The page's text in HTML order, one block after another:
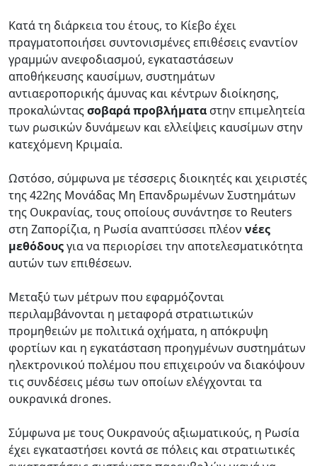
Κατά τη διάρκεια του έτους, το Κίεβο έχει
πραγματοποιήσει συντονισμένες επιθέσεις εναντίον
γραμμών ανεφοδιασμού, εγκαταστάσεων
αποθήκευσης καυσίμων, συστημάτων
αντιαεροπορικής άμυνας και κέντρων διοίκησης,
προκαλώνταςσοβαρά προβλήματα στην επιμελητεία
των ρωσικών δυνάμεων και ελλείψεις καυσίμων στην
κατεχόμενη Κριμαία.
Ωστόσο, σύμφωνα με τέσσερις διοικητές και χειριστές
της 422ης Μονάδας Μη Επανδρωμένων Συστημάτων
της Ουκρανίας, τους οποίους συνάντησε το Reuters
στη Ζαπορίζια, η Ρωσία αναπτύσσει πλέον νέες
μεθόδουςγια να περιορίσει την αποτελεσματικότητα
αυτών των επιθέσεων.
Μεταξύ των μέτρων που εφαρμόζονται
περιλαμβάνονται η μεταφορά στρατιωτικών
προμηθειών με πολιτικά οχήματα, η απόκρυψη
φορτίων και η εγκατάσταση προηγμένων συστημάτων
ηλεκτρονικού πολέμου που επιχειρούν να διακόψουν
τις συνδέσεις μέσω των οποίων ελέγχονται τα
ουκρανικά drones.
Σύμφωνα με τους Ουκρανούς αξιωματικούς, η Ρωσία
έχει εγκαταστήσει κοντά σε πόλεις και στρατιωτικές